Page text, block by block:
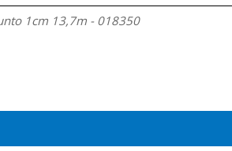
1cm 13,7m - 018350